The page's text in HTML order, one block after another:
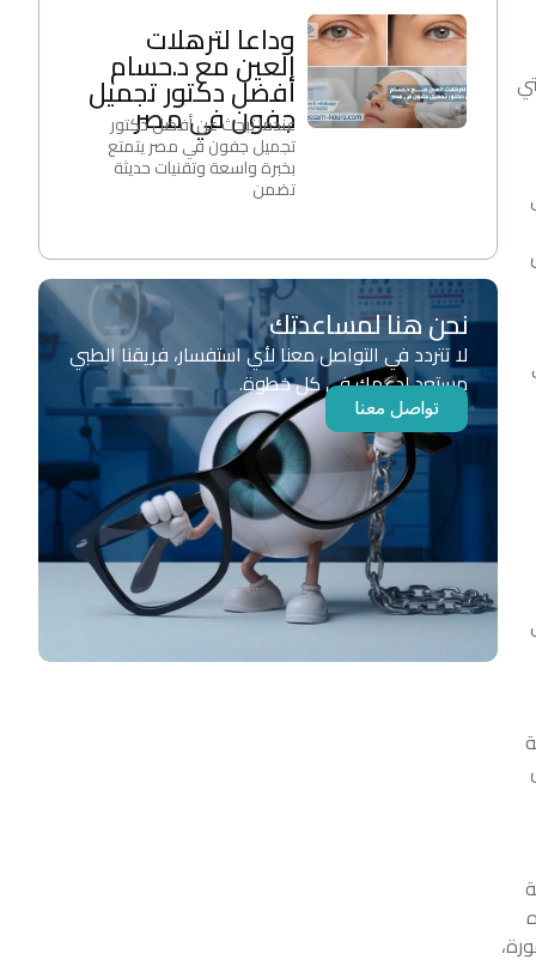
وداعا لترهلات
العين مع د.حسام
أفضل دكتور تجميل
جفون في مصر
عندما تبحث عن أفضل دكتور
تجميل جفون في مصر يتمتع
بخبرة واسعة وتقنيات حديثة
تضمن
نحن هنا لمساعدتك
لا تتردد في التواصل معنا لأي استفسار، فريقنا الطبي
مستعد لدعمك في كل خطوة.
تواصل معنا